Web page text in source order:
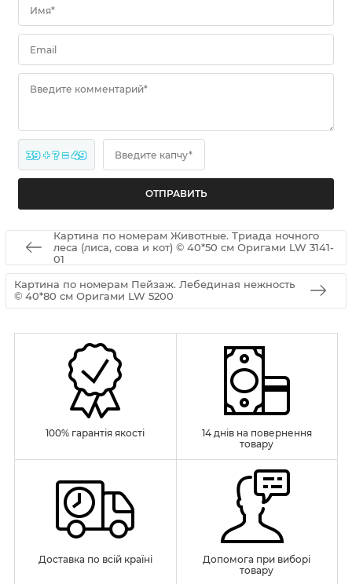
Имя*
Email
Введите комментарий*
39 + ? = 49 Введите капчу*
Картина по номерам Животные. Триада ночного
леса (лиса, сова и кот) © 40*50 см Оригами LW 3141-
01
Картина по номерам Пейзаж. Лебединая нежность
© 40*80 см Оригами LW 5200
100% гарантія якості
14 днів на повернення
товару
Доставка по всій країні
Допомога при виборі
товару